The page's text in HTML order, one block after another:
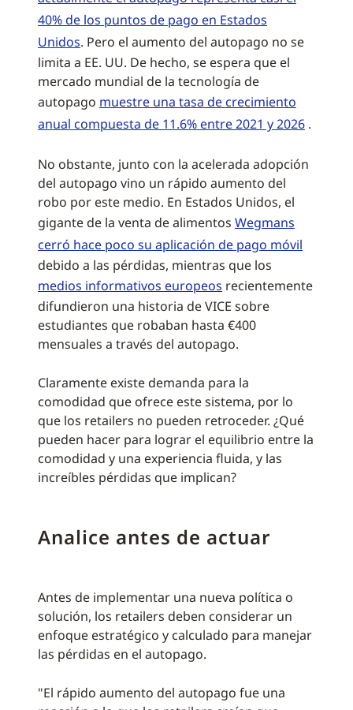
40% de los puntos de pago en Estados
Unidos. Pero el aumento del autopago no se
limita a EE. UU. De hecho, se espera que el
mercado mundial de la tecnología de
autopago muestre una tasa de crecimiento
anual compuesta de 11.6% entre 2021 y 2026 .
No obstante, junto con la acelerada adopción
del autopago vino un rápido aumento del
robo por este medio. En Estados Unidos, el
gigante de la venta de alimentos Wegmans
cerró hace poco su aplicación de pago móvil
debido a las pérdidas, mientras que los
medios informativos europeos recientemente
difundieron una historia de VICE sobre
estudiantes que robaban hasta €400
mensuales a través del autopago.
Claramente existe demanda para la
comodidad que ofrece este sistema, por lo
que los retailers no pueden retroceder. ¿Qué
pueden hacer para lograr el equilibrio entre la
comodidad y una experiencia fluida, y las
increíbles pérdidas que implican?
Analice antes de actuar
Antes de implementar una nueva política o
solución, los retailers deben considerar un
enfoque estratégico y calculado para manejar
las pérdidas en el autopago.
"El rápido aumento del autopago fue una